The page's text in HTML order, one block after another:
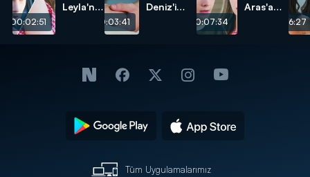
00:02:51
Leyla'nın
00:03:41
Deniz'i
00:07:34
Aras'a
00:06:27
Tüm Uygulamalarımız